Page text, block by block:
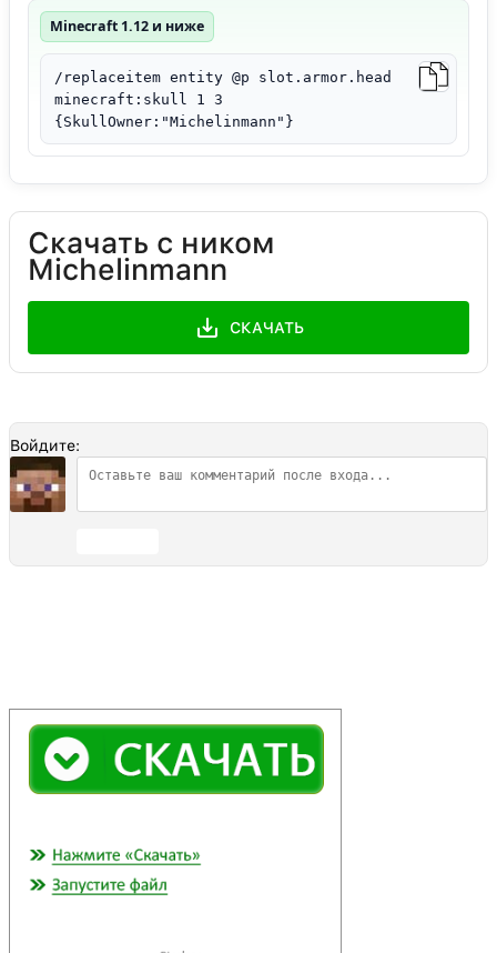
Minecraft 1.12 и ниже
/replaceitem entity @p slot.armor.head
minecraft:skull 1 3
{SkullOwner:"Michelinmann"}
Скачать с ником
Michelinmann
СКАЧАТЬ
Войдите: